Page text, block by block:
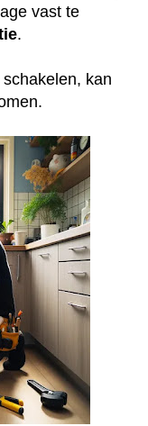
vast te
.
kan